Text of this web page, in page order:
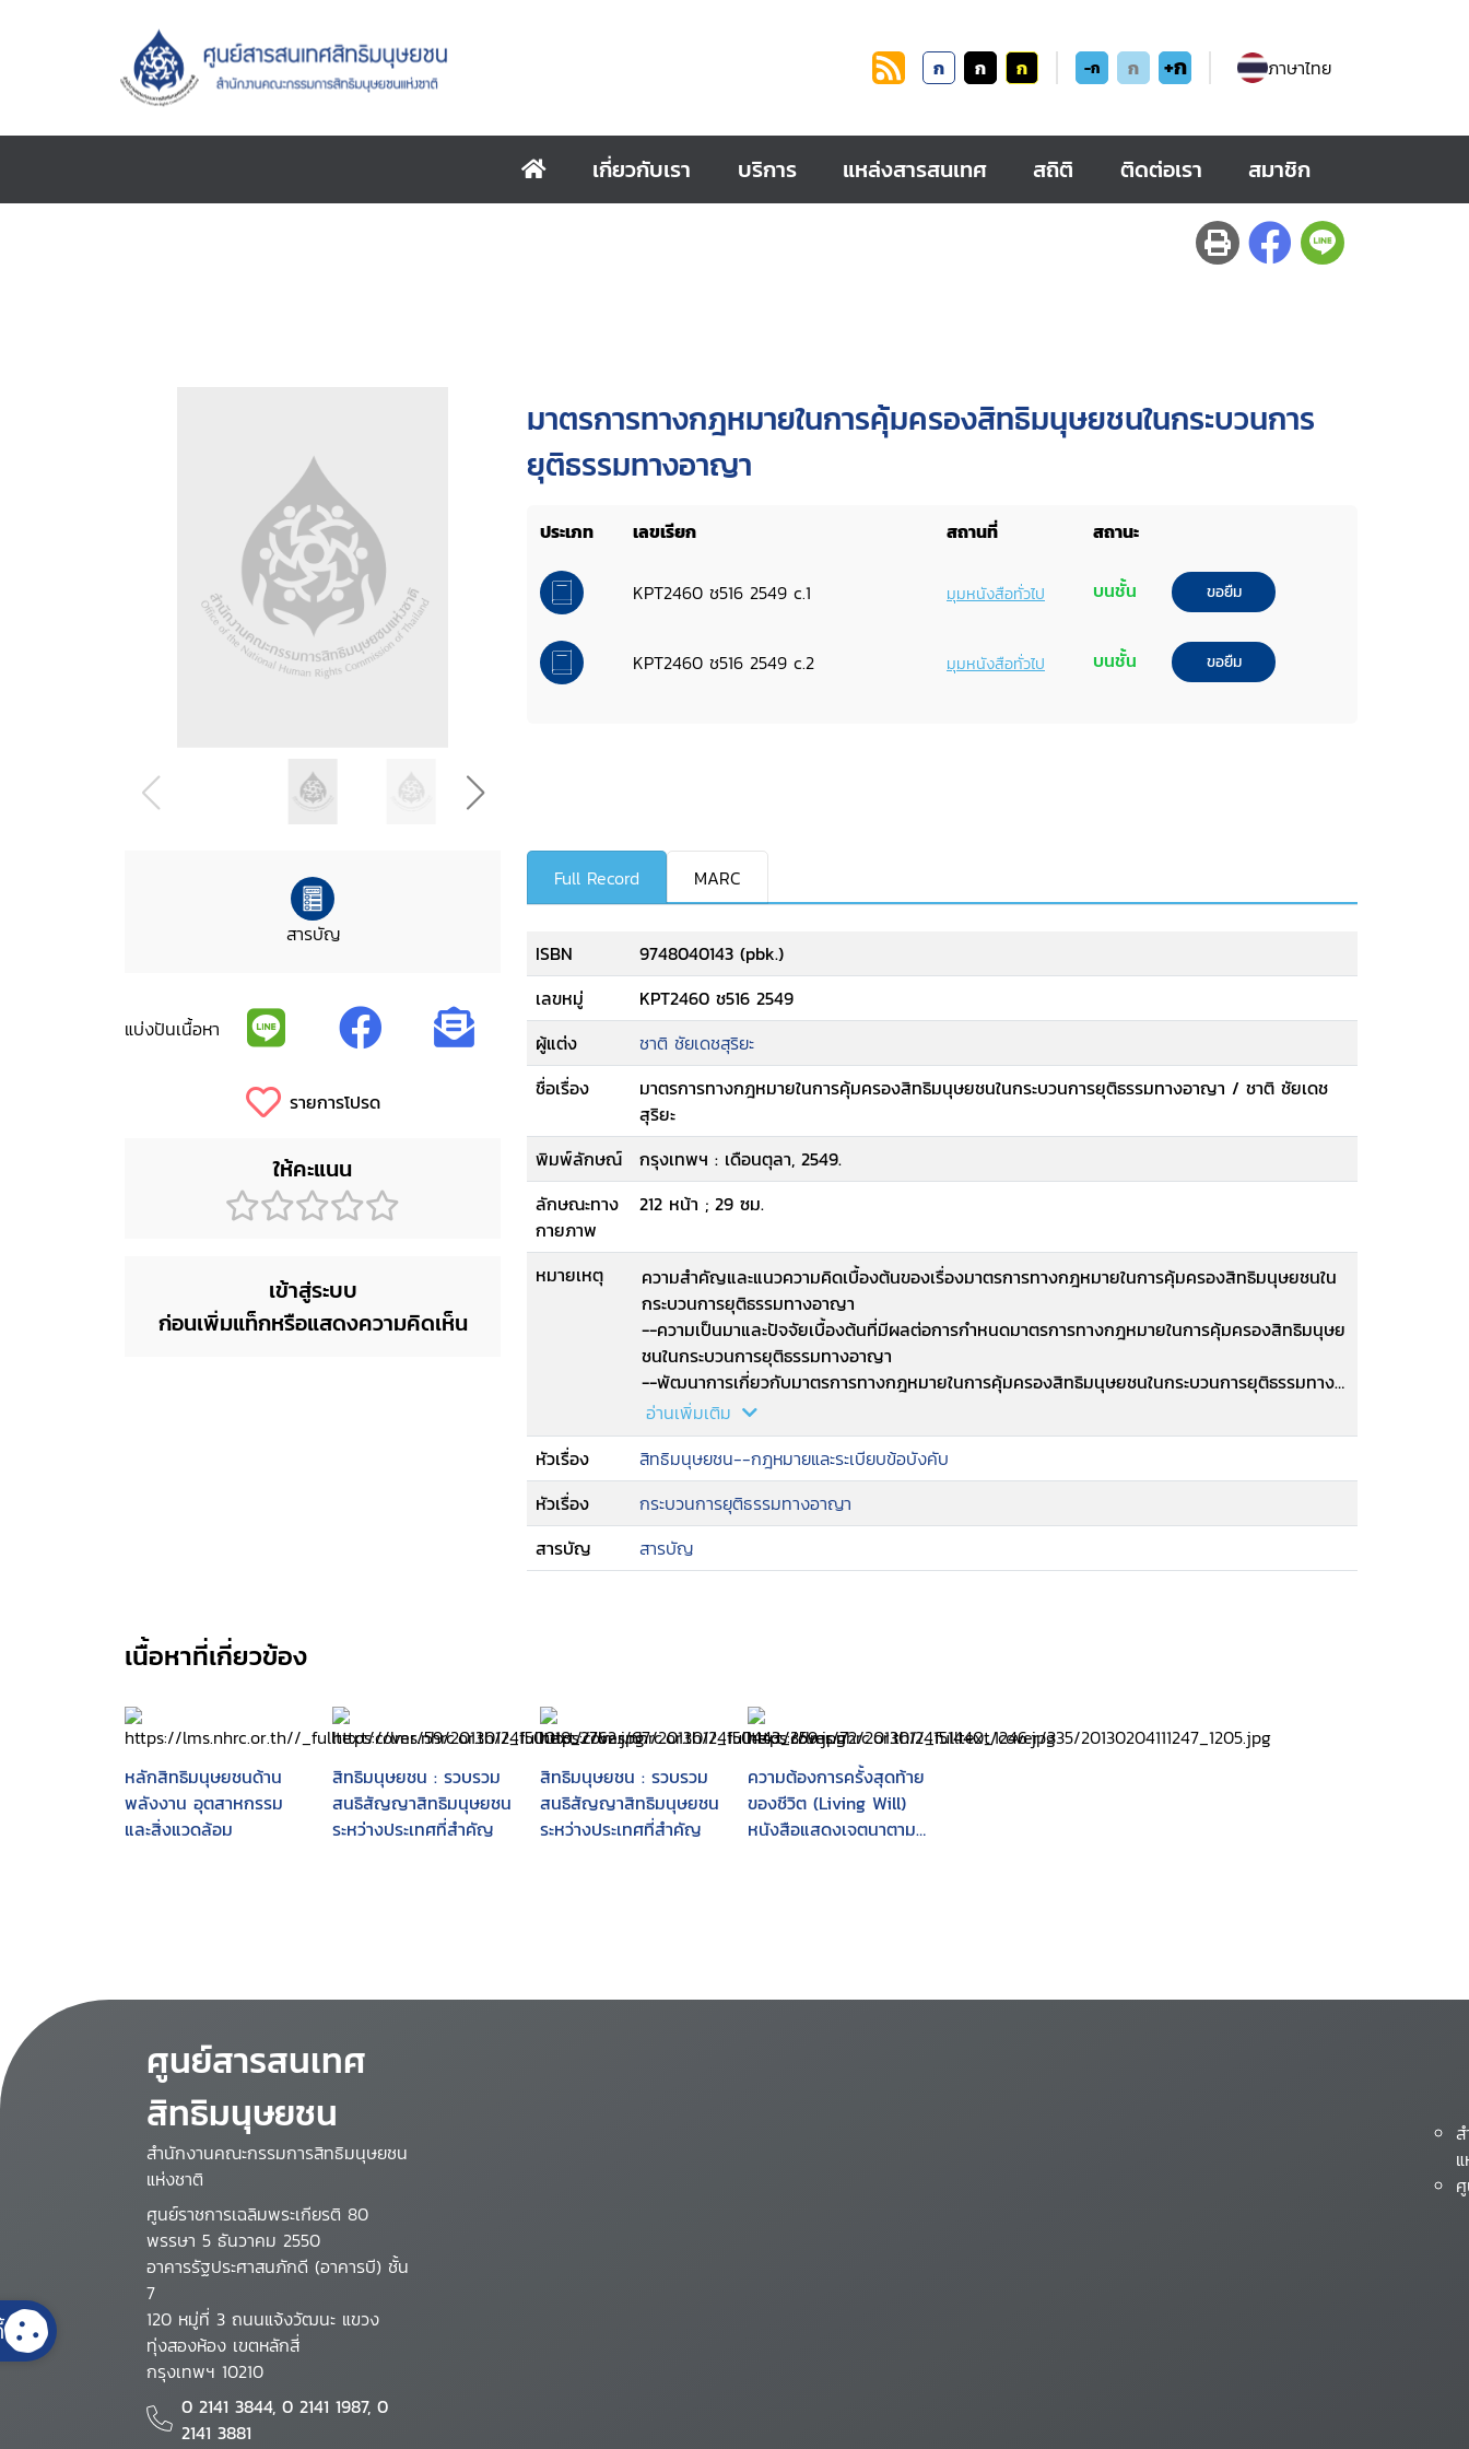
ก ก ก -ก ก +ก ภาษาไทย
เกี่ยวกับเรา บริการ แหล่งสารสนเทศ สถิติ ติดต่อเรา สมาชิก
มาตรการทางกฎหมายในการคุ้มครองสิทธิมนุษยชนในกระบวนการ
ยุติธรรมทางอาญา
ประเภท เลขเรียก สถานที่ สถานะ
KPT2460 ช516 2549 c.1 มุมหนังสือทั่วไป บนชั้น ขอยืม
KPT2460 ช516 2549 c.2 มุมหนังสือทั่วไป บนชั้น ขอยืม
สารบัญ
แบ่งปันเนื้อหา
รายการโปรด
ให้คะแนน
เข้าสู่ระบบ
ก่อนเพิ่มแท็กหรือแสดงความคิดเห็น
Full Record MARC
ISBN
9748040143 (pbk.)
เลขหมู่
KPT2460 ช516 2549
ผู้แต่ง
ชาติ ชัยเดชสุริยะ
ชื่อเรื่อง
มาตรการทางกฎหมายในการคุ้มครองสิทธิมนุษยชนในกระบวนการยุติธรรมทางอาญา / ชาติ ชัยเดช
สุริยะ
พิมพ์ลักษณ์
กรุงเทพฯ : เดือนตุลา, 2549.
ลักษณะทาง
กายภาพ
212 หน้า ; 29 ซม.
หมายเหตุ
ความสำคัญและแนวความคิดเบื้องต้นของเรื่องมาตรการทางกฎหมายในการคุ้มครองสิทธิมนุษยชนใน
กระบวนการยุติธรรมทางอาญา
--ความเป็นมาและปัจจัยเบื้องต้นที่มีผลต่อการกำหนดมาตรการทางกฎหมายในการคุ้มครองสิทธิมนุษย
ชนในกระบวนการยุติธรรมทางอาญา
--พัฒนาการเกี่ยวกับมาตรการทางกฎหมายในการคุ้มครองสิทธิมนุษยชนในกระบวนการยุติธรรมทาง
อาญาในประเทศไทย
--สิทธิมนุษยชนในกระบวนการยุติธรรมทางอาญาในบริบทของความสัมพันธ์ระหว่างสิทธิเสรีภาพของ
มนุษย์กับการใช้อำนาจรัฐในกระบวนการยุติธรรมทางอาญา
--สิทธิมนุษยชนในกระบวนการยุติธรรมทางอาญาในบริบทของประโยชน์ที่บุคคลพึงได้รับจากรัฐและ
กระบวนการยุติธรรมทางอาญา
--สิทธิมนุษยชนในกระบวนการยุติธรรมทางอาญาในบริบทของทางเลือกใหม่ที่มีการพัฒนามาทดแทน
กระบวนการยุติธรรมทางอาญาปกติ
อ่านเพิ่มเติม
หัวเรื่อง
สิทธิมนุษยชน--กฎหมายและระเบียบข้อบังคับ
หัวเรื่อง
กระบวนการยุติธรรมทางอาญา
สารบัญ
สารบัญ
เนื้อหาที่เกี่ยวข้อง
หลักสิทธิมนุษยชนด้าน
พลังงาน อุตสาหกรรม
และสิ่งแวดล้อม
สิทธิมนุษยชน : รวบรวม
สนธิสัญญาสิทธิมนุษยชน
ระหว่างประเทศที่สำคัญ
สิทธิมนุษยชน : รวบรวม
สนธิสัญญาสิทธิมนุษยชน
ระหว่างประเทศที่สำคัญ
ความต้องการครั้งสุดท้าย
ของชีวิต (Living Will)
หนังสือแสดงเจตนาตาม
ศูนย์สารสนเทศ
สิทธิมนุษยชน
สำนักงานคณะกรรมการสิทธิมนุษยชน
แห่งชาติ
ศูนย์ราชการเฉลิมพระเกียรติ 80
พรรษา 5 ธันวาคม 2550
อาคารรัฐประศาสนภักดี (อาคารบี) ชั้น
7
120 หมู่ที่ 3 ถนนแจ้งวัฒนะ แขวง
ทุ่งสองห้อง เขตหลักสี่
กรุงเทพฯ 10210
0 2141 3844, 0 2141 1987, 0
2141 3881